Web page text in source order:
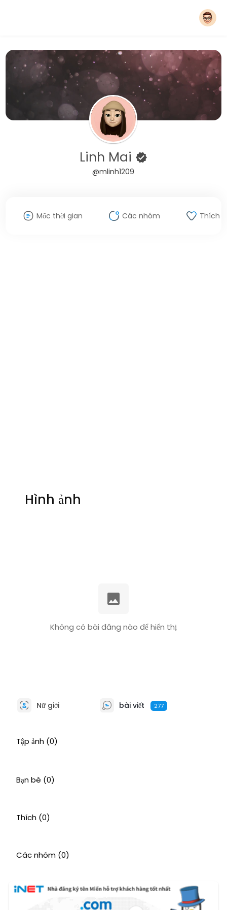
Linh Mai
@mlinh1209
Mốc thời gian Các nhóm Thích
Hình ảnh
Không có bài đăng nào để hiển thị
Nữ giới bài viết 277
Tập ảnh (0)
Bạn bè (0)
Thích (0)
Các nhóm (0)